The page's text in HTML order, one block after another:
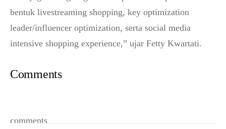
bentuk livestreaming shopping, key optimization
leader/influencer optimization, serta social media
intensive shopping experience,” ujar Fetty Kwartati.
Comments
comments